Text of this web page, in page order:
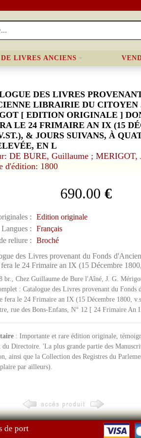
LIVRES ANCIENS
DES LIVRES
LIBRAIRIE DU CITOYEN
[ EDITION ORIGINALE ]
LE 24 FRIMAIRE AN IX (15
& JOURS SUIVANS, À
EN L
DE BURE, Guillaume ; MERIGOT,
d'édition: 1800
690.00 €
:
Edition originale
Langues :
Français
reliure :
Broché
des Livres provenant du Fonds
fera le 24 Frimaire an IX (15 Décembre
br., Chez Guillaume de Bure l'Aîné, J. G.
: Catalogue des Livres provenant du
fera le 24 Frimaire an IX (15 Décembre 1800,
rue des Bons-Enfans, N° 12 [ 24 Frimaire An
: Importante et rare édition originale,
du Directoire. 'La plus grande partie des
ainsi que la Collection des Registres du
par ailleurs).
de port